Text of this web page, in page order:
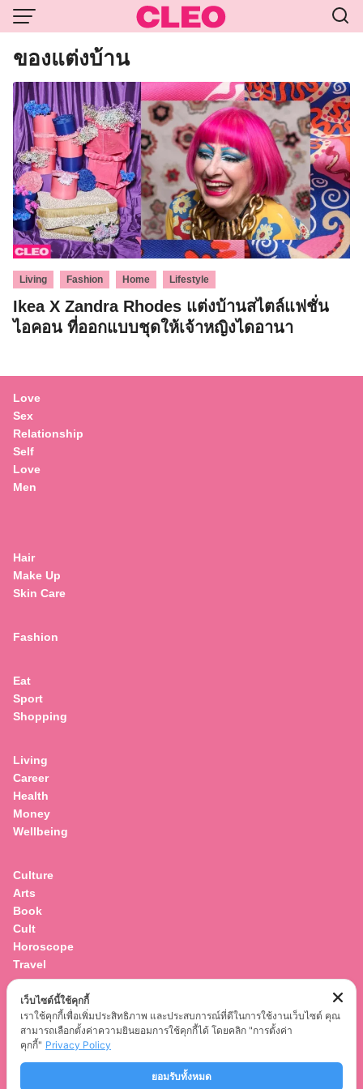
Skip
to
content
ของแต่งบ้าน
Living Fashion Home Lifestyle
Ikea X Zandra Rhodes แต่งบ้านสไตล์แฟชั่น
ไอคอน ที่ออกแบบชุดให้เจ้าหญิงไดอานา
Love
Sex
Relationship
Self
Love
Men
Hair
Make Up
Skin Care
Fashion
Eat
Sport
Shopping
Living
Career
Health
Money
Wellbeing
Culture
Arts
Book
Cult
Horoscope
Travel
Entertainment
Celebrity
Movies
Musics
เว็บไซต์นี้ใช้คุกกี้
เราใช้คุกกี้เพื่อเพิ่มประสิทธิภาพ และประสบการณ์ที่ดีในการใช้งานเว็บไซต์ คุณ
สามารถเลือกตั้งค่าความยินยอมการใช้คุกกี้ได้ โดยคลิก "การตั้งค่า
คุกกี้" Privacy Policy
ยอมรับทั้งหมด